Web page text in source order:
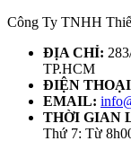
Công Ty TNHH
ĐỊA CHỈ:
TP.HCM
ĐIỆN
EMAIL:
THỜI GIAN
Thứ 7: Từ